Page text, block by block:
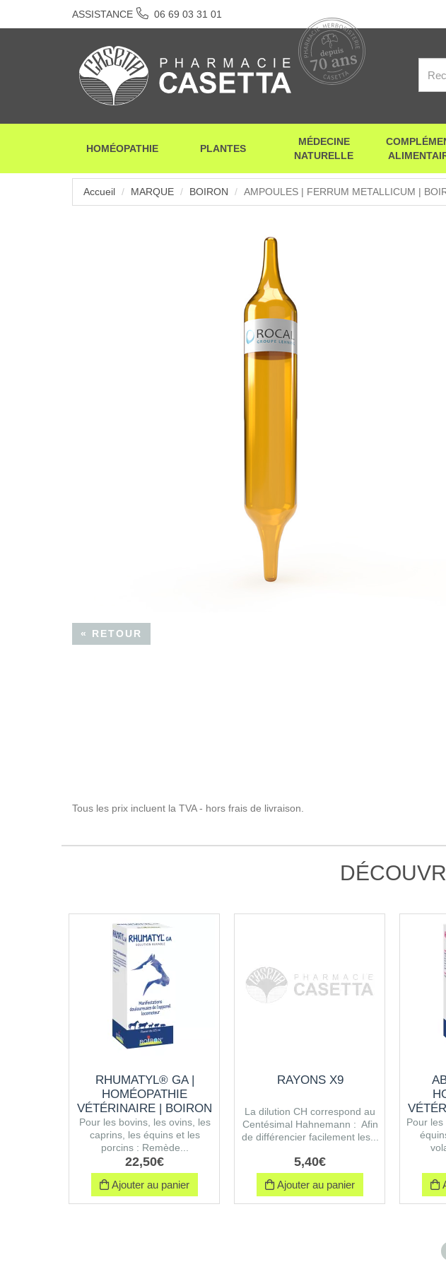
ASSISTANCE 06 69 03 31 01
HOMÉOPATHIE PLANTES
MÉDECINE
NATURELLE
Accueil MARQUE BOIRON AMPOULES | FERRUM METALLICUM |
« RETOUR
Tous les prix incluent la TVA - hors frais de livraison.
RHUMATYL® GA |
HOMÉOPATHIE
VÉTÉRINAIRE | BOIRON
Pour les bovins, les ovins, les
caprins, les équins et les
porcins : Remède...
22,50€
Ajouter au panier
RAYONS X9
La dilution CH correspond au
Centésimal Hahnemann : Afin
de différencier facilement les...
5,40€
Ajouter au panier
Pour les